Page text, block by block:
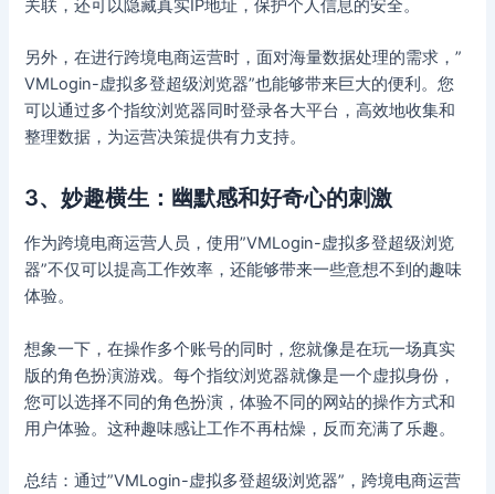
关联，还可以隐藏真实IP地址，保护个人信息的安全。
另外，在进行跨境电商运营时，面对海量数据处理的需求，”
VMLogin-虚拟多登超级浏览器”也能够带来巨大的便利。您
可以通过多个指纹浏览器同时登录各大平台，高效地收集和
整理数据，为运营决策提供有力支持。
3、妙趣横生：幽默感和好奇心的刺激
作为跨境电商运营人员，使用”VMLogin-虚拟多登超级浏览
器”不仅可以提高工作效率，还能够带来一些意想不到的趣味
体验。
想象一下，在操作多个账号的同时，您就像是在玩一场真实
版的角色扮演游戏。每个指纹浏览器就像是一个虚拟身份，
您可以选择不同的角色扮演，体验不同的网站的操作方式和
用户体验。这种趣味感让工作不再枯燥，反而充满了乐趣。
总结：通过”VMLogin-虚拟多登超级浏览器”，跨境电商运营